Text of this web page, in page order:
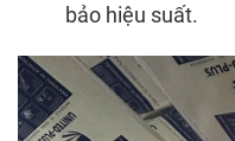
bảo hiệu suất.